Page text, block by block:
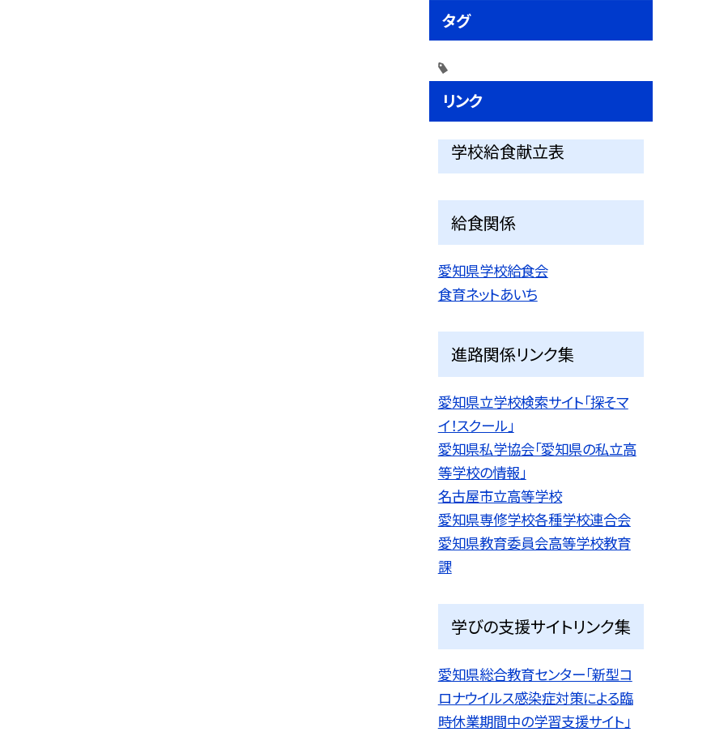
タグ
リンク
学校給食献立表
給食関係
愛知県学校給食会
食育ネットあいち
進路関係リンク集
愛知県立学校検索サイト「探そマ
イ！スクール」
愛知県私学協会「愛知県の私立高
等学校の情報」
名古屋市立高等学校
愛知県専修学校各種学校連合会
愛知県教育委員会高等学校教育
課
学びの支援サイトリンク集
愛知県総合教育センター「新型コ
ロナウイルス感染症対策による臨
時休業期間中の学習支援サイト」